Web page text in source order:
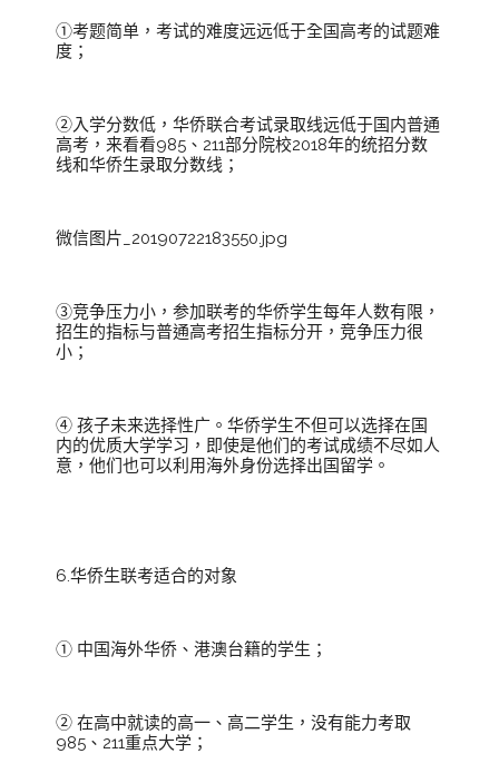
①考题简单，考试的难度远远低于全国高考的试题难
度；
②入学分数低，华侨联合考试录取线远低于国内普通
高考，来看看985、211部分院校2018年的统招分数
线和华侨生录取分数线；
微信图片_20190722183550.jpg
③竞争压力小，参加联考的华侨学生每年人数有限，
招生的指标与普通高考招生指标分开，竞争压力很
小；
④ 孩子未来选择性广。华侨学生不但可以选择在国
内的优质大学学习，即使是他们的考试成绩不尽如人
意，他们也可以利用海外身份选择出国留学。
6.华侨生联考适合的对象
① 中国海外华侨、港澳台籍的学生；
② 在高中就读的高一、高二学生，没有能力考取
985、211重点大学；